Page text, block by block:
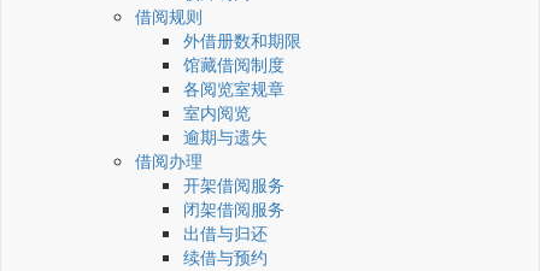
借阅规则
外借册数和期限
馆藏借阅制度
各阅览室规章
室内阅览
逾期与遗失
借阅办理
开架借阅服务
闭架借阅服务
出借与归还
续借与预约